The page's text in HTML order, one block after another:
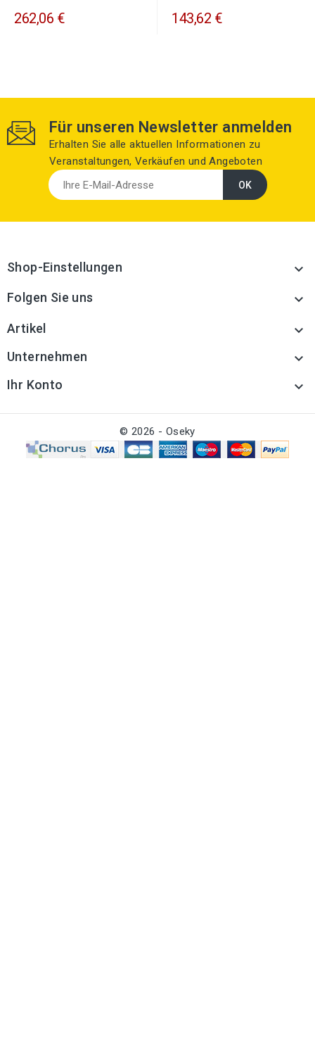
262,06 € 143,62 €
Für unseren Newsletter anmelden
Erhalten Sie alle aktuellen Informationen zu
Veranstaltungen, Verkäufen und Angeboten
Shop-Einstellungen 
Folgen Sie uns 
Artikel 
Unternehmen 
Ihr Konto 
© 2026 - Oseky